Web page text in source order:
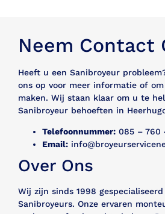
Neem Contact
Heeft u een Sanibroyeur
ons op voor meer informatie of
maken. Wij staan klaar om u te
Sanibroyeur behoeften in
Telefoonnummer: 085 – 760
Email:
Over Ons
Wij zijn sinds 1998
Sanibroyeurs. Onze ervaren